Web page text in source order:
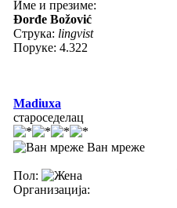
Име и презиме:
Đorđe Božović
Струка: lingvist
Поруке: 4.322
Madiuxa
староседелац
Ван мреже
Пол:
Организација: